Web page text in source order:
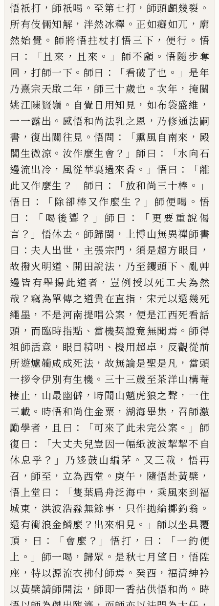
悟祇打 ， 師祇喝 。 至第七打 ， 師頭顱幾裂 。
所有伎倆知解 ， 泮然冰釋 。 正如癡如兀 ， 廓
然始覺 。 師將悟拄杖打悟三下 ， 便行 。 悟
曰 ： 「 且來 ， 且來 。」 師不顧 。悟隨步奪
回 ， 打師一下 。 師曰 ：「看破了也 。」 是年
乃熹宗天啟二年 ， 師三十歲也 。 次年 ， 掩關
姚江陳賢嶺 。 自覺日用知見 ， 如布袋盛維 ，
一一露出 。 感悟和尚法乳之恩 ， 乃修通法嗣
書 ，復出關往見 。悟問 ：「熏風自南來 ， 殿
閣生微涼 。 汝作麼生會 ？」 師曰 ：「水向石
邊流出冷 ， 風從華裏過來香 。」悟曰 ：「離
此又作麼生 ？」 師曰 ：「放和尚三十棒 。」
悟曰 ：「除卻棒又作麼生 ？」 師便喝 。 悟
曰 ：「 喝後聻 ？」 師曰 ：「 更要重說偈
言 ？」 悟休去 。 師歸閩 ， 上博山無異禪師書
曰 ： 夫人出世 ， 主張宗門 ， 須是超方眼目 ，
故撥火明道 、 開田說法 ， 乃至钁頭下 、 亂艸
邊皆有舉揚此道者 ， 豈例授以死工夫為然
哉 ？ 竊為單傳之道貴在直指 ， 宋元以還幾死
繩墨 ， 不是河南提唱公案 ， 便是江西死看話
頭 ， 而臨時指點 、 當機契證竟無聞焉 。 師得
祖師活意 ， 眼目精明 、機用超卓 ， 反觀從前
所遊爐𩏕咸成死法 ， 故無論是聖是凡 ， 當頭
一拶令伊別有生機 。 三十三歲至茶洋山構菴
棲止 ， 山最幽僻 ， 時聞山魈虎狼之聲 ， 一住
三載 。 時悟和尚住金粟 ， 湖海畢集 ， 召師激
勵學者 ， 且曰 ：「可來了此未完公案 。」 師
復曰 ：「大丈夫兒豈因一幅紙波波挈挈不自
休息乎 ？」 乃迻鼓山編茅 。 又三載 ， 悟再
召 ， 師至 ， 立為西堂 。 庚午 ， 隨悟赴黃檗 ，
悟上堂曰 ：「隻葉扁舟泛海中 ， 乘風來到福
城東 ， 洪波浩淼無餘事 ， 只作拋綸擲釣翁 。
還有衝浪金鱗麼 ？ 出來相見 。」 師以坐具覆
頂 ， 曰 ：「會麼 ？」悟打 ， 曰 ：「一釣便
上 。」 師一喝 ， 歸眾 。 是秋七月望日 ，悟陞
座 ， 特以源流衣拂付師焉 。癸酉 ， 福清紳衿
以黃檗請師開法 ， 師即一香拈供悟和尚 。 時